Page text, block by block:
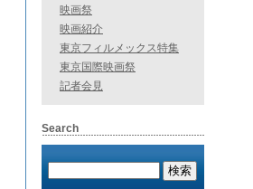
映画祭
映画紹介
東京フィルメックス特集
東京国際映画祭
記者会見
Search